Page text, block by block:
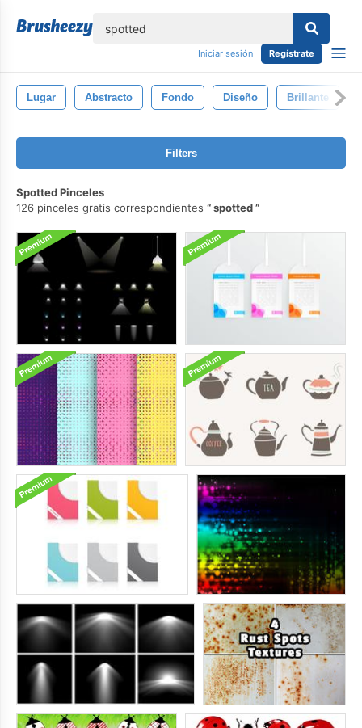
Iniciar sesión Regístrate
Lugar Abstracto Fondo Diseño Brillante
Filters
Spotted Pinceles
126 pinceles gratis correspondientes
spotted